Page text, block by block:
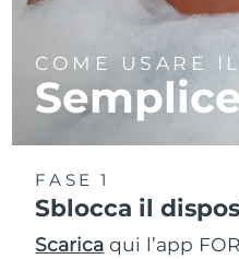
COME USARE
FASE 1
Sblocca il
Scarica qui l’app